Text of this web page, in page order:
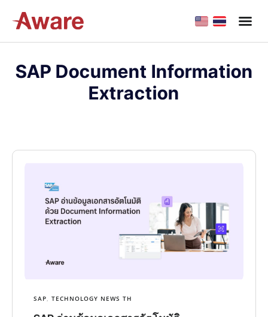
SAP Document Information
Extraction
SAP, TECHNOLOGY NEWS TH